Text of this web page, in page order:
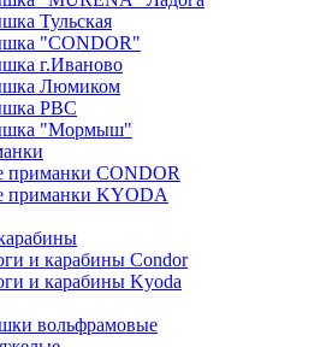
Тульская
"CONDOR"
г.Иваново
Люмиком
РВС
"Мормыш"
приманки CONDOR
приманки KYODA
и карабины Condor
и карабины Kyoda
вольфрамовые